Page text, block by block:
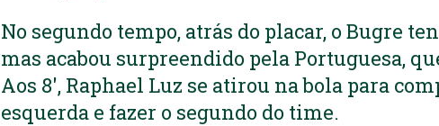
No segundo tempo, atrás do placar, o Bugre
mas acabou surpreendido pela Portuguesa,
Aos 8′, Raphael Luz se atirou na bola para
esquerda e fazer o segundo do time.